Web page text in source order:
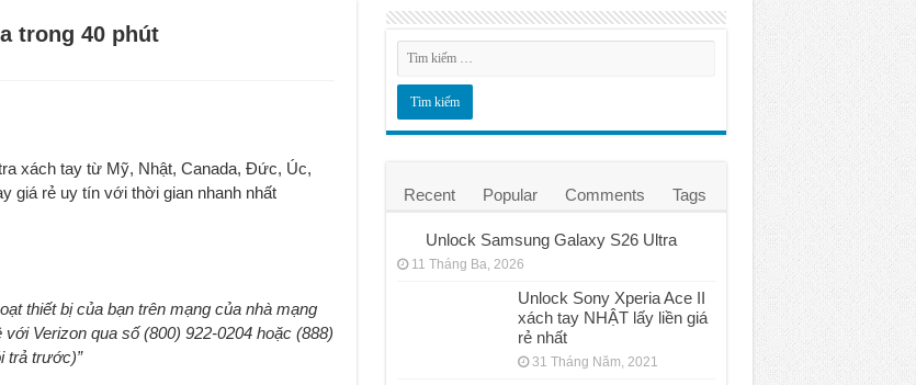
trong 40 phút
xách tay từ Mỹ, Nhật, Canada, Đức, Úc,
giá rẻ uy tín với thời gian nhanh nhất
thiết bị của bạn trên mạng của nhà mạng
Verizon qua số (800) 922-0204 hoặc (888)
trả trước)”
Recent Popular Comments Tags
Unlock Samsung Galaxy S26 Ultra
11 Tháng Ba, 2026
Unlock Sony Xperia Ace II
xách tay NHẬT lấy liền giá
rẻ nhất
31 Tháng Năm, 2021